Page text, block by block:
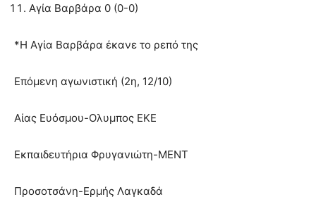
Αγία Βαρβάρα 0 (0-0)
*Η Αγία Βαρβάρα έκανε το ρεπό της
Επόμενη αγωνιστική (2η, 12/10)
Αίας Ευόσμου-Ολυμπος ΕΚΕ
Εκπαιδευτήρια Φρυγανιώτη-ΜΕΝΤ
Προσοτσάνη-Ερμής Λαγκαδά